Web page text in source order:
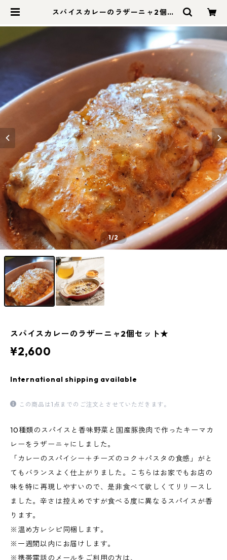
スパイスカレーのラザーニャ2個セ
1/2
スパイスカレーのラザーニャ2個セット★
¥2,600
International shipping available
この商品は1点までのご注文とさせていただきます。
10種類のスパイスと香味野菜と国産豚挽肉で作ったキーマカ
レーをラザーニャにしました。
「カレーのスパイシー＋チーズのコク＋パスタの食感」がと
てもバランスよく仕上がりました。こちらはお家でもお店の
味を特に再現しやすいので、是非食べて欲しくてリリースし
ました。辛さは控えめですが食べる度に異なるスパイスが香
ります。
※温め方レシピ同梱します。
※一週間以内にお届けします。
※携帯電話のメールをご利用の方は、